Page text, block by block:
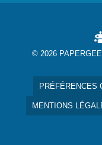
© 2026
PRÉFÉRENCES
MENTIONS